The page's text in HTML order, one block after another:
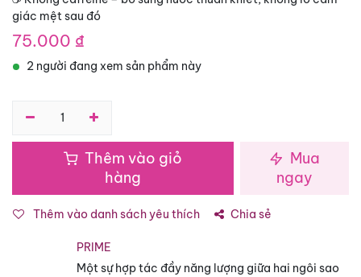
giác mệt sau đó
75.000 ₫
2 người đang xem sản phẩm này
Thêm vào giỏ
hàng
Mua
ngay
Thêm vào danh sách yêu thích Chia sẻ
PRIME
Một sự hợp tác đầy năng lượng giữa hai ngôi sao